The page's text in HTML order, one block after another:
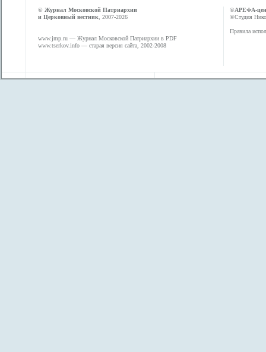
© Журнал Московской Патриархии
и Церковный вестник , 2007-2026
www.jmp.ru — Журнал Московской Патриархии в PDF
www.tserkov.info — старая версия сайта, 2002-2008
©АРЕФА-
©Студия
Правила